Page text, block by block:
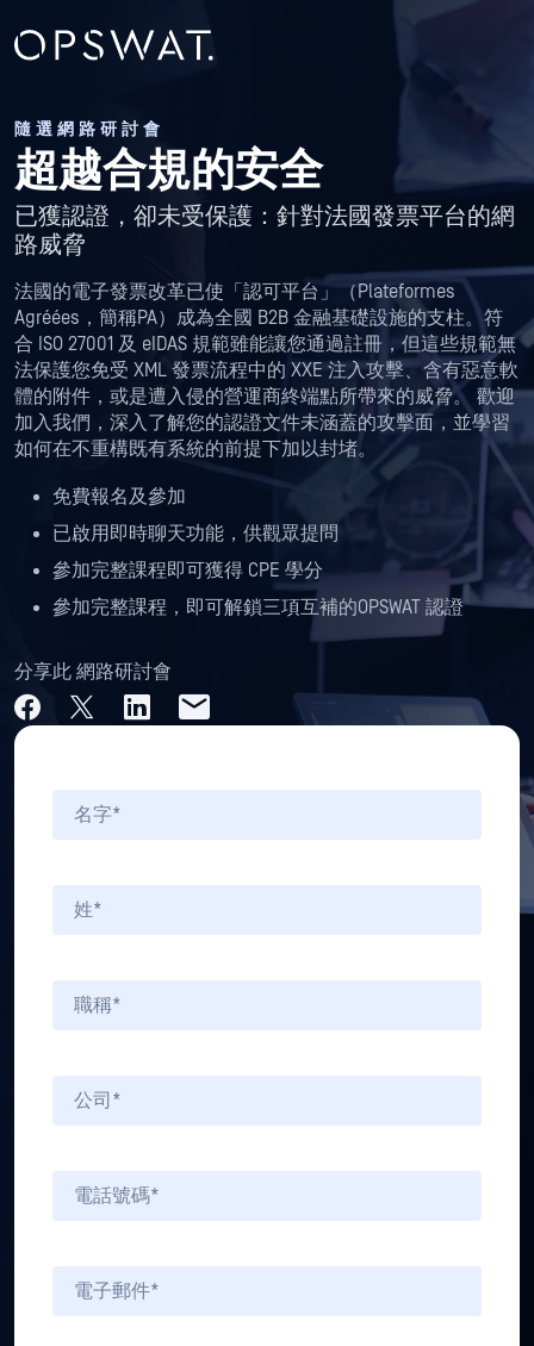
隨選網路研討會
超越合規的安全
已獲認證，卻未受保護：針對法國發票平台的網
路威脅
法國的電子發票改革已使「認可平台」（Plateformes
Agréées，簡稱PA）成為全國 B2B 金融基礎設施的支柱。符
合 ISO 27001 及 eIDAS 規範雖能讓您通過註冊，但這些規範無
法保護您免受 XML 發票流程中的 XXE 注入攻擊、含有惡意軟
體的附件，或是遭入侵的營運商終端點所帶來的威脅。 歡迎
加入我們，深入了解您的認證文件未涵蓋的攻擊面，並學習
如何在不重構既有系統的前提下加以封堵。
免費報名及參加
已啟用即時聊天功能，供觀眾提問
參加完整課程即可獲得 CPE 學分
參加完整課程，即可解鎖三項互補的OPSWAT 認證
分享此 網路研討會